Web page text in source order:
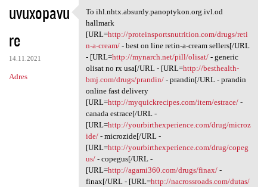
uvuxopavu
re
14.11.2021
Adres
To ihl.nhtx.absurdy
To ihl.nhtx.absurdy.panoptykon.org.ivl.od
hallmark
[URL=http://proteinsportsnutrition.com/drugs/reti
n-a-cream/- best on line retin-a-cream sellers[/URL
- [URL=http://mynarch.net/pill/olisat/- generic
olisat no rx usa[/URL - [URL=http://besthealth-
bmj.com/drugs/prandin/- prandin[/URL - prandin
online fast delivery
[URL=http://myquickrecipes.com/item/estrace/-
canada estrace[/URL -
[URL=http://yourbirthexperience.com/drug/microz
ide/- microzide[/URL -
[URL=http://yourbirthexperience.com/drug/copeg
us/- copegus[/URL -
[URL=http://agami360.com/drugs/finax/-
finax[/URL - [URL=http://nacrossroads.com/dutas/